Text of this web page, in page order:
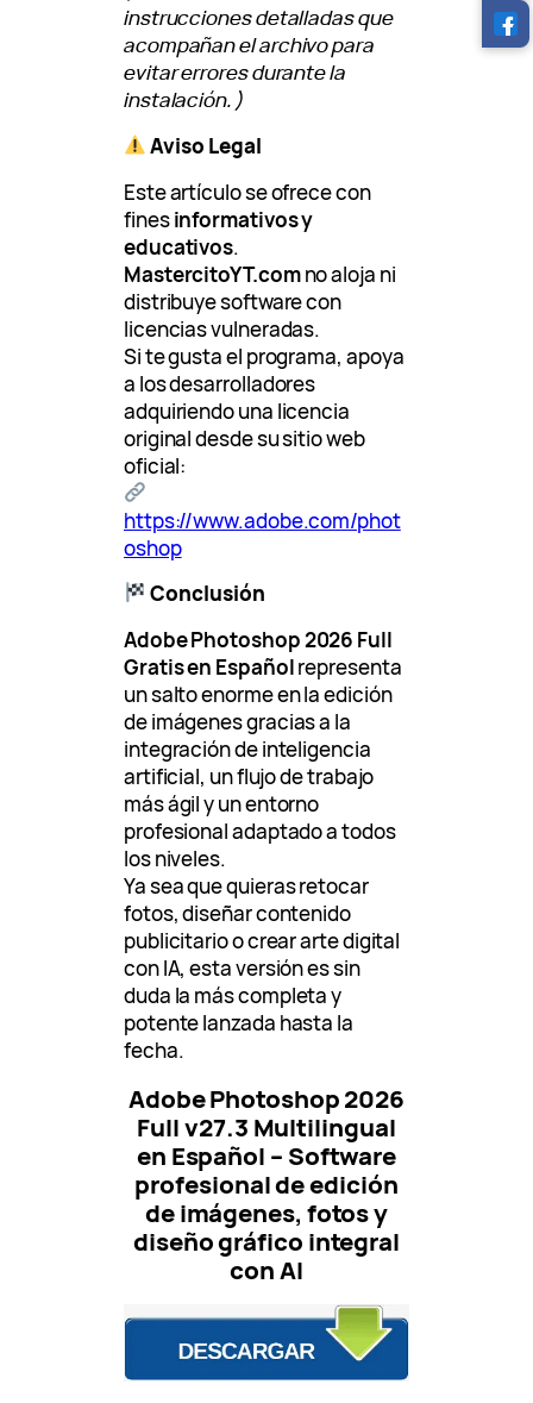
instrucciones detalladas que
acompañan el archivo para
evitar errores durante la
instalación.)
Aviso Legal
Este artículo se ofrece con
finesinformativos y
educativos.
MastercitoYT.comno aloja ni
distribuye software con
licencias vulneradas.
Si te gusta el programa, apoya
a los desarrolladores
adquiriendo una licencia
original desde su sitio web
oficial:
https://www.adobe.com/phot
oshop
Conclusión
Adobe Photoshop 2026 Full
Gratis en Españolrepresenta
un salto enorme en la edición
de imágenes gracias a la
integración de inteligencia
artificial, un flujo de trabajo
más ágil y un entorno
profesional adaptado a todos
los niveles.
Ya sea que quieras retocar
fotos, diseñar contenido
publicitario o crear arte digital
con IA, esta versión es sin
duda la más completa y
potente lanzada hasta la
fecha.
Adobe Photoshop 2026
Full v27.3 Multilingual
en Español – Software
profesional de edición
de imágenes, fotos y
diseño gráfico integral
con AI